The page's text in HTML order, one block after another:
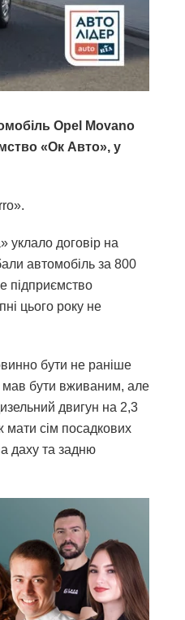
Opel Movano
«Ок Авто», у
уклало договір на
автомобіль за 800
підприємство
цього року не
бути не раніше
мав бути вживаним, але
двигун на 2,3
мати сім посадкових
даху та задню